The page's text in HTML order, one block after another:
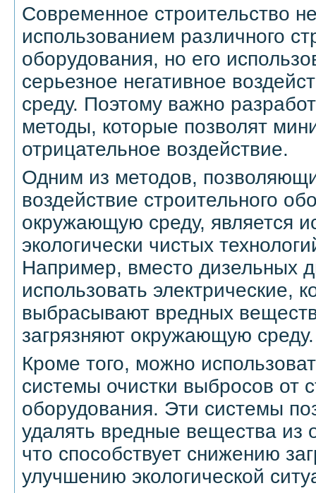
Современное строительство
использованием различного
оборудования, но его
серьезное негативное
среду. Поэтому важно
методы, которые позволят
отрицательное воздействие.
Одним из методов,
воздействие строительного
окружающую среду, является
экологически чистых
Например, вместо дизельных
использовать электрические,
выбрасывают вредных
загрязняют окружающую среду.
Кроме того, можно
системы очистки выбросов от
оборудования. Эти системы
удалять вредные вещества из
что способствует снижению
улучшению экологической